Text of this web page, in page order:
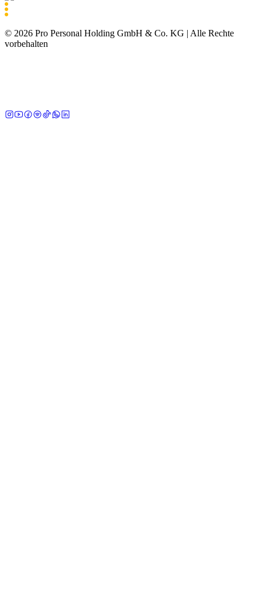
© 2026 Pro Personal Holding GmbH & Co. KG | Alle Rechte
vorbehalten